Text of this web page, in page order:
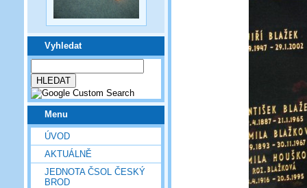
Vyhledat
Menu
ÚVOD
AKTUÁLNĚ
JEDNOTA ČSOL ČESKÝ
BROD